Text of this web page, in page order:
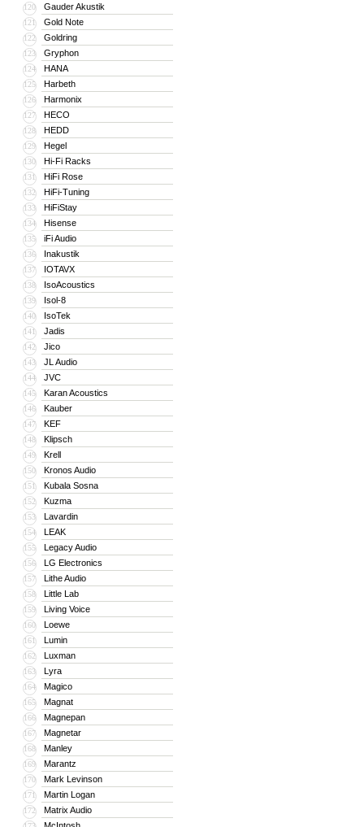
120 Gauder Akustik
121 Gold Note
122 Goldring
123 Gryphon
124 HANA
125 Harbeth
126 Harmonix
127 HECO
128 HEDD
129 Hegel
130 Hi-Fi Racks
131 HiFi Rose
132 HiFi-Tuning
133 HiFiStay
134 Hisense
135 iFi Audio
136 Inakustik
137 IOTAVX
138 IsoAcoustics
139 Isol-8
140 IsoTek
141 Jadis
142 Jico
143 JL Audio
144 JVC
145 Karan Acoustics
146 Kauber
147 KEF
148 Klipsch
149 Krell
150 Kronos Audio
151 Kubala Sosna
152 Kuzma
153 Lavardin
154 LEAK
155 Legacy Audio
156 LG Electronics
157 Lithe Audio
158 Little Lab
159 Living Voice
160 Loewe
161 Lumin
162 Luxman
163 Lyra
164 Magico
165 Magnat
166 Magnepan
167 Magnetar
168 Manley
169 Marantz
170 Mark Levinson
171 Martin Logan
172 Matrix Audio